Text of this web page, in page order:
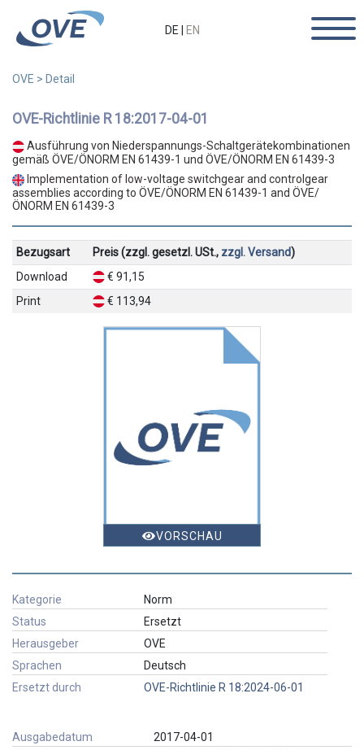
DE EN
OVE > Detail
VORSCHAU
OVE-Richtlinie R 18:2017-04-01
Ausführung von Niederspannungs-Schaltgerätekombinationen
gemäß ÖVE/ÖNORM EN 61439-1 und ÖVE/ÖNORM EN 61439-3
Implementation of low-voltage switchgear and controlgear
assemblies according to ÖVE/ÖNORM EN 61439-1 and ÖVE/
ÖNORM EN 61439-3
Bezugsart Preis (zzgl. gesetzl. USt., zzgl. Versand)
Download
€ 91,15
Print
€ 113,94
Kategorie
Norm
Status
Ersetzt
Herausgeber
OVE
Sprachen
Deutsch
Ersetzt durch
OVE-Richtlinie R 18:2024-06-01
Ausgabedatum
2017-04-01